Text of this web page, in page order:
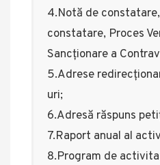
4.Notă de
constatare, Proces
Sancționare a
5.Adrese
uri;
6.Adresă răspuns
7.Raport anual al
8.Program de